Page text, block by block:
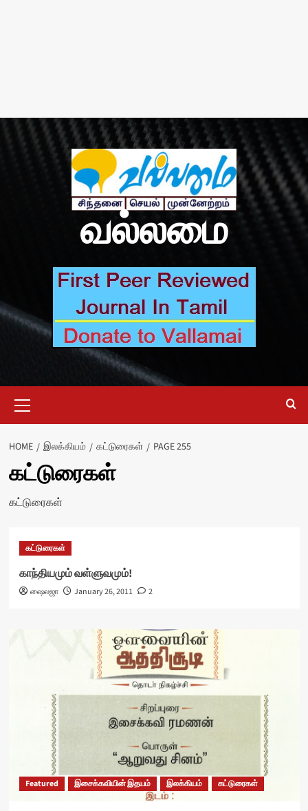
வல்லமை
Menu
HOME இலக்கியம் கட்டுரைகள் PAGE 255
கட்டுரைகள்
கட்டுரைகள்
கட்டுரைகள்
காந்தியமும் வள்ளுவமும்!
ஷைலஜா January 26, 2011 2
Featured இசைக்கவியின் இதயம் இலக்கியம் கட்டுரைகள்